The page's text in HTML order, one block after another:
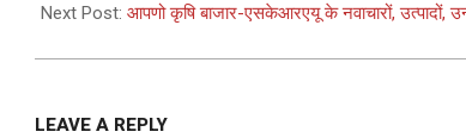
26
Next Post: आपणो कृषि बाजार-एसकेआरएयू के नवाचारों, उत्पादों,
LEAVE A REPLY